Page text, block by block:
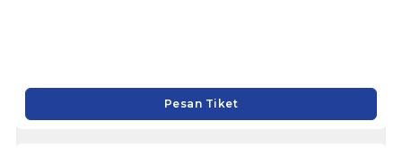
Pesan Tiket